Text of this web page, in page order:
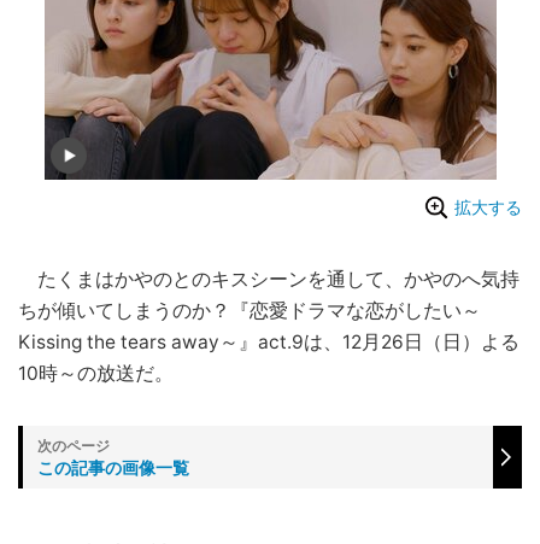
拡大する
たくまはかやのとのキスシーンを通して、かやのへ気持
ちが傾いてしまうのか？『恋愛ドラマな恋がしたい～
Kissing the tears away～』act.9は、12月26日（日）よる
10時～の放送だ。
この記事の画像一覧